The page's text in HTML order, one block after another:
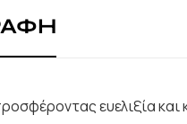
ευελιξία